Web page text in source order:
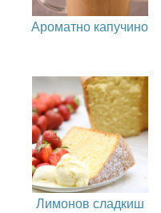
Ароматно капучино
Лимонов сладкиш